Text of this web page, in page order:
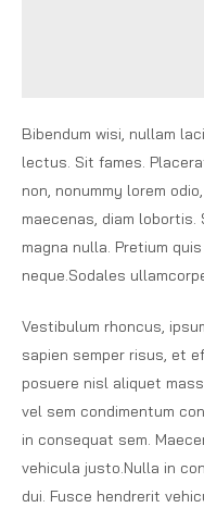
Bibendum wisi, nullam
lectus. Sit fames.
non, nonummy lorem
maecenas, diam
magna nulla. Pretium
neque.Sodales
Vestibulum rhoncus,
sapien semper risus, et
posuere nisl aliquet
vel sem condimentum
in consequat sem.
vehicula justo.Nulla in
dui. Fusce hendrerit